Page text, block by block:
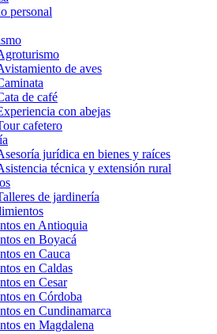
personal
de aves
de café
con abejas
cafetero
jurídica en bienes y raíces
técnica y extensión rural
de jardinería
en Antioquia
en Boyacá
en Cauca
en Caldas
en Cesar
en Córdoba
en Cundinamarca
en Magdalena